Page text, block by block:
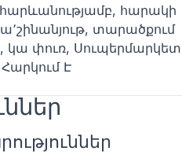
հարակի
տարածքում
կա փուռ, Սուպերմարկետ
Է